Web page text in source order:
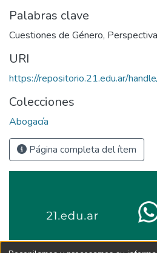
Palabras clave
Cuestiones de Género,
URI
https://repositorio.21.edu.ar/
Colecciones
Abogacía
Página completa del ítem